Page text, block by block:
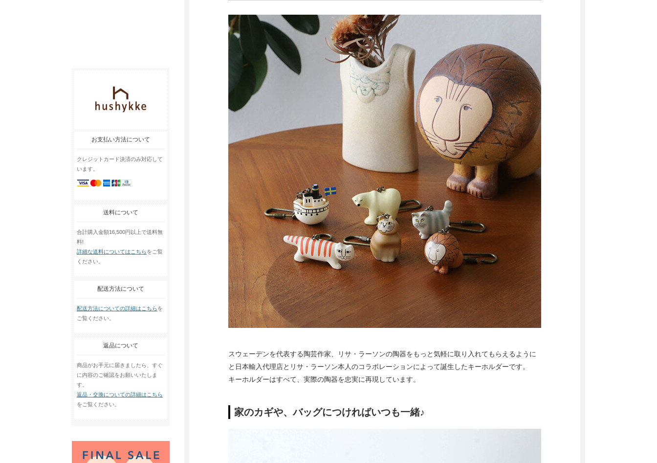
お支払い方法について
クレジットカード決済のみ対応して
います。
送料について
合計購入金額16,500円以上で送料無
料!
詳細な送料についてはこちらをご覧
ください。
配送方法について
配送方法についての詳細はこちらを
ご覧ください。
返品について
商品がお手元に届きましたら、すぐ
に内容のご確認をお願いいたしま
す。
返品・交換についての詳細はこちら
をご覧ください。
スウェーデンを代表する陶芸作家、リサ・ラーソンの陶器をもっと気軽に取り入れてもらえるように
と日本輸入代理店とリサ・ラーソン本人のコラボレーションによって誕生したキーホルダーです。
キーホルダーはすべて、実際の陶器を忠実に再現しています。
家のカギや、バッグにつければいつも一緒♪